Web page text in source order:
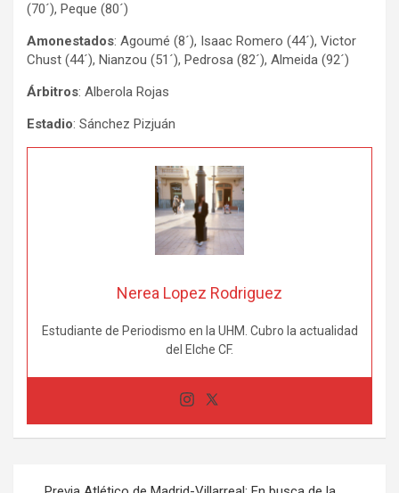
(70´), Peque (80´)
Amonestados: Agoumé (8´), Isaac Romero (44´), Victor
Chust (44´), Nianzou (51´), Pedrosa (82´), Almeida (92´)
Árbitros: Alberola Rojas
Estadio: Sánchez Pizjuán
Nerea Lopez Rodriguez
Estudiante de Periodismo en la UHM. Cubro la actualidad
del Elche CF.